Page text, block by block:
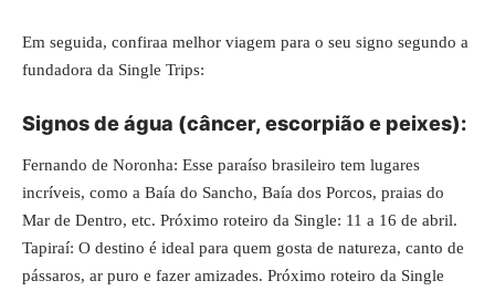
Em seguida, confiraa melhor viagem para o seu signo segundo a
fundadora da Single Trips:
Signos de água (câncer, escorpião e peixes):
Fernando de Noronha: Esse paraíso brasileiro tem lugares
incríveis, como a Baía do Sancho, Baía dos Porcos, praias do
Mar de Dentro, etc. Próximo roteiro da Single: 11 a 16 de abril.
Tapiraí: O destino é ideal para quem gosta de natureza, canto de
pássaros, ar puro e fazer amizades. Próximo roteiro da Single